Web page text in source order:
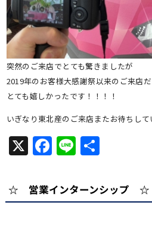
突然のご来店でとても驚きましたが
2019年のお客様大感謝祭以来のご来店
とても嬉しかったです！！！！
いぎなり東北産のご来店またお待ちし
X Facebook
Line共
☆ 営業インターンシップ ☆